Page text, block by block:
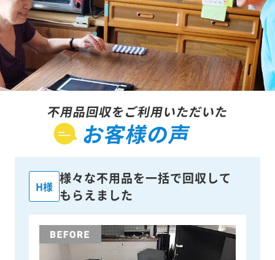
不用品回収をご利用いただいた
お客様の声
H様
様々な不用品を一括で回収して
もらえました